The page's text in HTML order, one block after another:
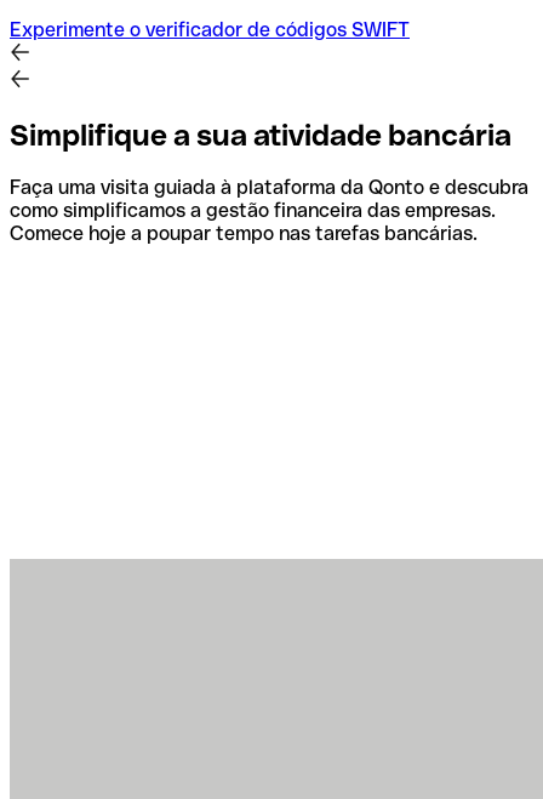
Experimente o verificador de códigos SWIFT
Simplifique a sua atividade bancária
Faça uma visita guiada à plataforma da Qonto e descubra
como simplificamos a gestão financeira das empresas.
Comece hoje a poupar tempo nas tarefas bancárias.